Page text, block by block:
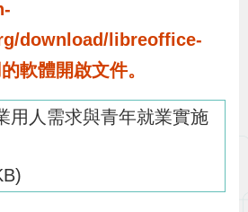
download/libreoffice-
軟體開啟文件。
用人需求與青年就業實施